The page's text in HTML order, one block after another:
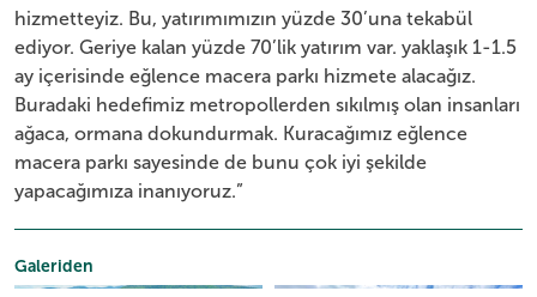
Galeriden
hizmetteyiz. Bu, yatırımımızın yüzde 30’una tekabül
ediyor. Geriye kalan yüzde 70’lik yatırım var. yaklaşık 1-1.5
ay içerisinde eğlence macera parkı hizmete alacağız.
Buradaki hedefimiz metropollerden sıkılmış olan insanları
ağaca, ormana dokundurmak. Kuracağımız eğlence
macera parkı sayesinde de bunu çok iyi şekilde
yapacağımıza inanıyoruz.”